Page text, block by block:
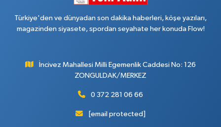
Türkiye'den ve dünyadan son dakika haberleri, köşe yazıları,
magazinden siyasete, spordan seyahate her konuda Flow!
İncivez Mahallesi Milli Egemenlik Caddesi No: 126
ZONGULDAK/MERKEZ
0 372 281 06 66
[email protected]